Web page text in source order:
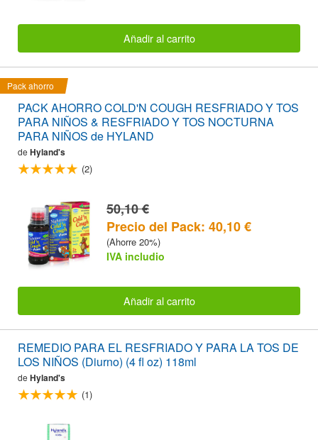
Añadir al carrito
Pack ahorro
PACK AHORRO COLD'N COUGH RESFRIADO Y TOS
PARA NIÑOS & RESFRIADO Y TOS NOCTURNA
PARA NIÑOS de HYLAND
de Hyland's
(2)
50,10 €
Precio del Pack: 40,10 €
(Ahorre 20%)
IVA includio
Añadir al carrito
REMEDIO PARA EL RESFRIADO Y PARA LA TOS DE
LOS NIÑOS (Diurno) (4 fl oz) 118ml
de Hyland's
(1)